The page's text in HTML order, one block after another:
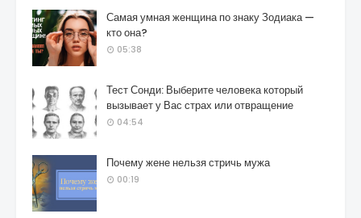
Самая умная женщина по знаку Зодиака —
кто она?
05:38
Тест Сонди: Выберите человека который
вызывает у Вас страх или отвращение
04:54
Почему жене нельзя стричь мужа
00:19